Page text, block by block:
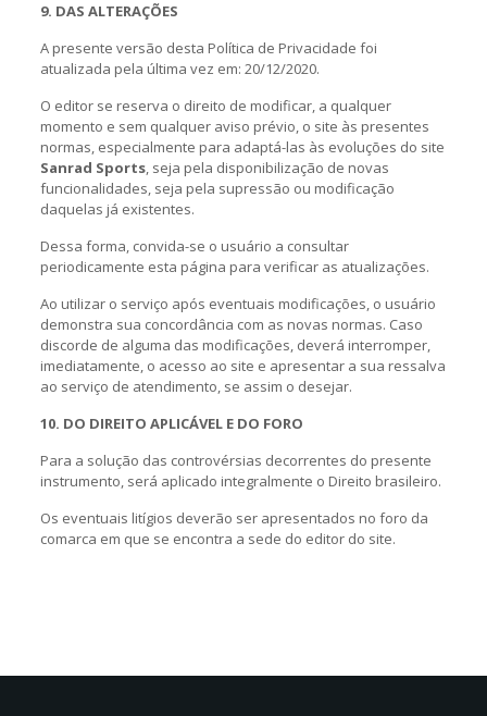
9. DAS ALTERAÇÕES
A presente versão desta Política de Privacidade foi
atualizada pela última vez em: 20/12/2020.
O editor se reserva o direito de modificar, a qualquer
momento e sem qualquer aviso prévio, o site às presentes
normas, especialmente para adaptá-las às evoluções do site
Sanrad Sports, seja pela disponibilização de novas
funcionalidades, seja pela supressão ou modificação
daquelas já existentes.
Dessa forma, convida-se o usuário a consultar
periodicamente esta página para verificar as atualizações.
Ao utilizar o serviço após eventuais modificações, o usuário
demonstra sua concordância com as novas normas. Caso
discorde de alguma das modificações, deverá interromper,
imediatamente, o acesso ao site e apresentar a sua ressalva
ao serviço de atendimento, se assim o desejar.
10. DO DIREITO APLICÁVEL E DO FORO
Para a solução das controvérsias decorrentes do presente
instrumento, será aplicado integralmente o Direito brasileiro.
Os eventuais litígios deverão ser apresentados no foro da
comarca em que se encontra a sede do editor do site.